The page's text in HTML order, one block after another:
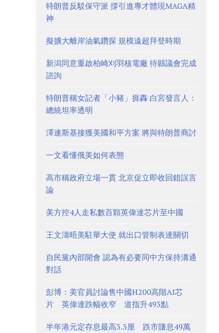
特朗普反駁保守派 撐引進專才體現MAGA精
神
擬擴大離岸油氣鑽探 規模遠超拜登時期
新潟同意重啟柏崎刈羽核電廠 待縣議會完成
諮詢
特朗普稱女記者「小豬」捱轟 白宮發言人：
總統坦率透明
澤連斯基接獲美國和平方案 將與特朗普商討
一文看懂俄美如何表態
高市稱政府立場一貫 北京促立即收回錯誤言
論
美方控4人走私數百顆英偉達芯片至中國
王文濤晤美駐華大使 就出口管制表達關切
自民黨內部開會 認為有必要同中方保持溝通
對話
彭博：美官員討論售中國H200高階AI芯
片 英偉達跌幅收窄 道指升493點
半年港元定存息最高3.3厘 跌市賺息49萬